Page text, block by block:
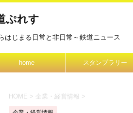
ぷれす
はじまる日常と非日常～鉄道ニュース
home スタンプラリー
HOME > 企業・経営情報 >